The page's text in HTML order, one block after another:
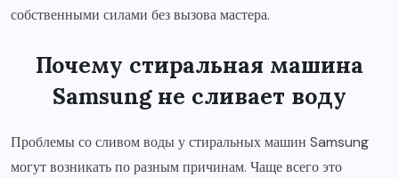
собственными силами без вызова мастера.
Почему стиральная машина
Samsung не сливает воду
Проблемы со сливом воды у стиральных машин Samsung
могут возникать по разным причинам. Чаще всего это